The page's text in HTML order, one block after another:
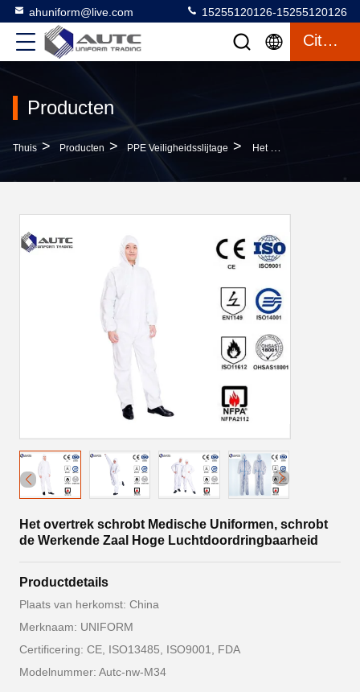
ahuniform@live.com 15255120126-15255120126
Citaat
Producten
Thuis > Producten > PPE Veiligheidsslijtage > Het Overtrek Schrobt Medische Uniformen, Schrobt De Werkende Zaal Hoge Luchtdoordringbaarheid
Het overtrek schrobt Medische Uniformen, schrobt
de Werkende Zaal Hoge Luchtdoordringbaarheid
Productdetails
Plaats van herkomst: China
Merknaam: UNIFORM
Certificering: CE, ISO13485, ISO9001, FDA
Modelnummer: Autc-nw-M34